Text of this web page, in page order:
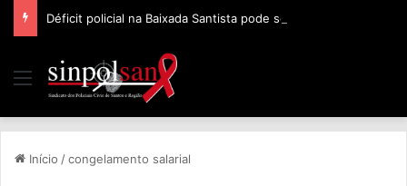
Início /congelamento salarial